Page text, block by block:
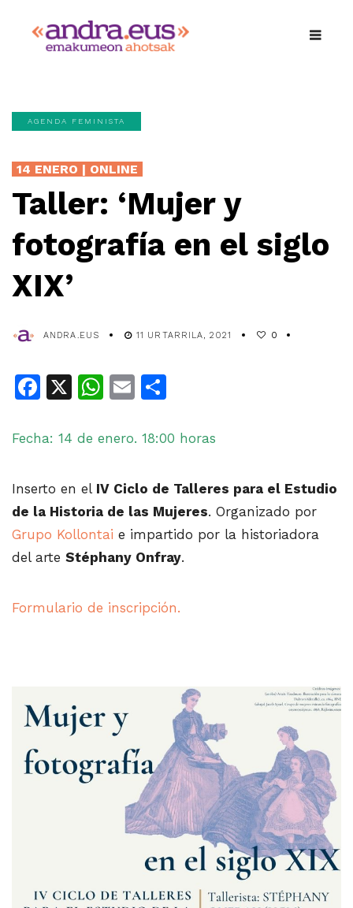
AGENDA FEMINISTA
14 ENERO | ONLINE
Taller: ‘Mujer y
fotografía en el siglo
XIX’
ANDRA.EUS 11 URTARRILA, 2021 0
Facebook
X WhatsApp
Email
Fecha: 14 de enero. 18:00 horas
Inserto en el IV Ciclo de Talleres para el Estudio
de la Historia de las Mujeres. Organizado por
Grupo Kollontai e impartido por la historiadora
del arte Stéphany Onfray.
Formulario de inscripción.